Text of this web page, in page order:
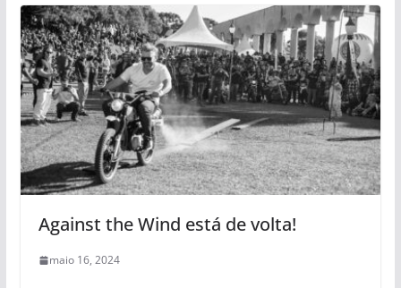
Against the Wind está de volta!
maio 16, 2024